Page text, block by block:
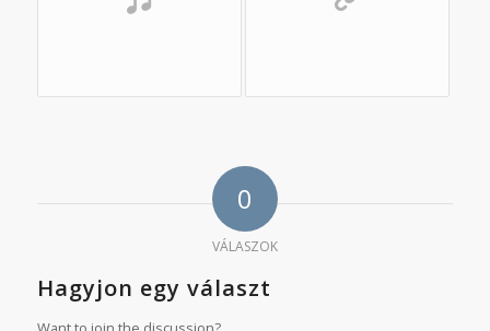
0
VÁLASZOK
Hagyjon egy választ